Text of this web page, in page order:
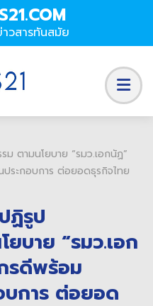
วสารทันสมัย
ตามนโยบาย “รมว.เอกนัฏ”
ระกอบการ ต่อยอดธุรกิจไทย
ฏิรูป
บาย “รมว.เอก
รดีพร้อม
บการ ต่อยอด